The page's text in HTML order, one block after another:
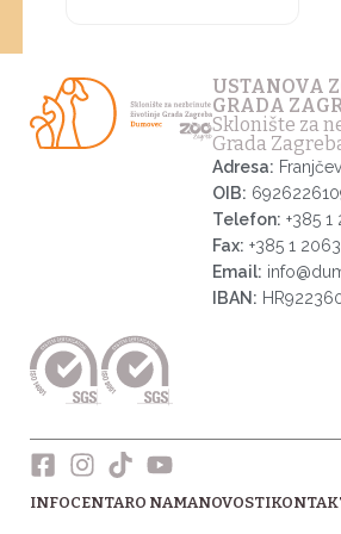
USTANOVA
GRADA
Sklonište za
Grada
Adresa:
OIB:
Telefon: +385
Fax: +385 1
Email:
IBAN:
INFOCENTARO NAMANOVOSTI